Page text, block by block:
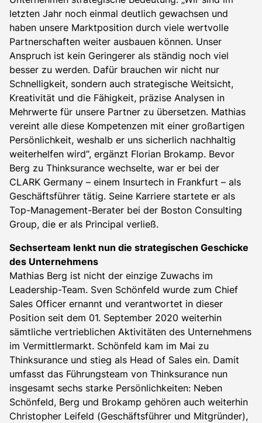
letzten Jahr noch einmal deutlich gewachsen und
haben unsere Marktposition durch viele wertvolle
Partnerschaften weiter ausbauen können. Unser
Anspruch ist kein Geringerer als ständig noch viel
besser zu werden. Dafür brauchen wir nicht nur
Schnelligkeit, sondern auch strategische Weitsicht,
Kreativität und die Fähigkeit, präzise Analysen in
Mehrwerte für unsere Partner zu übersetzen. Mathias
vereint alle diese Kompetenzen mit einer großartigen
Persönlichkeit, weshalb er uns sicherlich nachhaltig
weiterhelfen wird“, ergänzt Florian Brokamp. Bevor
Berg zu Thinksurance wechselte, war er bei der
CLARK Germany – einem Insurtech in Frankfurt – als
Geschäftsführer tätig. Seine Karriere startete er als
Top-Management-Berater bei der Boston Consulting
Group, die er als Principal verließ.
Sechserteam lenkt nun die strategischen Geschicke
des Unternehmens
Mathias Berg ist nicht der einzige Zuwachs im
Leadership-Team. Sven Schönfeld wurde zum Chief
Sales Officer ernannt und verantwortet in dieser
Position seit dem 01. September 2020 weiterhin
sämtliche vertrieblichen Aktivitäten des Unternehmens
im Vermittlermarkt. Schönfeld kam im Mai zu
Thinksurance und stieg als Head of Sales ein. Damit
umfasst das Führungsteam von Thinksurance nun
insgesamt sechs starke Persönlichkeiten: Neben
Schönfeld, Berg und Brokamp gehören auch weiterhin
Christopher Leifeld (Geschäftsführer und Mitgründer),